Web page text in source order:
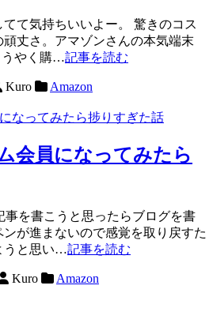
て気持ちいいよー。 驚きのコス
丈さ。アマゾンさんの本気端末
うやく購…記事を読む
Kuro
Amazon
会員になってみたら
事を書こうと思ったらブログを書
が進まないので感覚を取り戻すた
うと思い…記事を読む
Kuro Amazon